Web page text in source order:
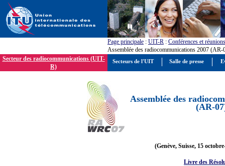
Page principale : UIT-R : Conférences et réunions
Assemblée des radiocommunications 2007 (AR-
Secteur des radiocommunications (UIT-
R)
Assemblée des
(AR-
(Genève, Suisse, 15
Livre des
Secteurs de l'UIT Salle de presse